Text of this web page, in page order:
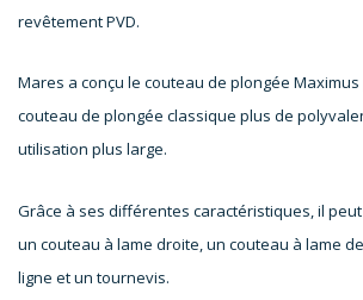
revêtement PVD.
Mares a conçu le couteau de plongée
couteau de plongée classique plus de
utilisation plus large.
Grâce à ses différentes caractéristiques, il
un couteau à lame droite, un couteau à lame
ligne et un tournevis.